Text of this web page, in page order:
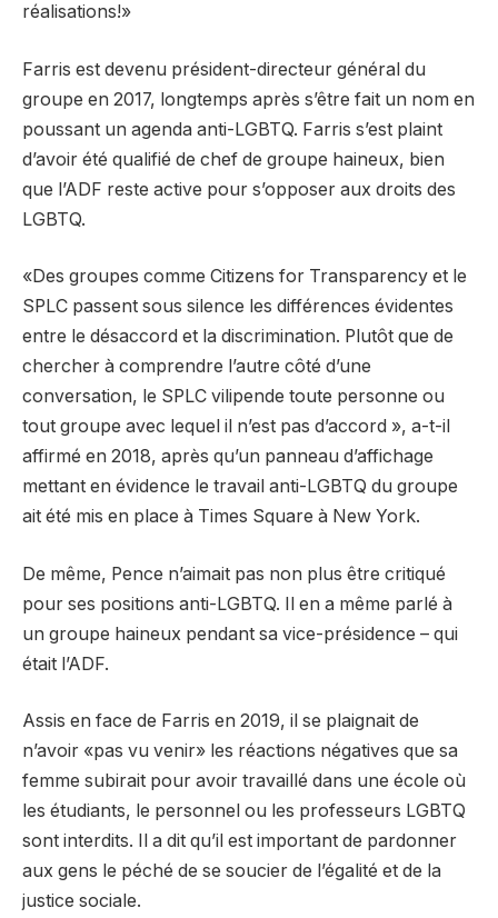
réalisations!»
Farris est devenu président-directeur général du
groupe en 2017, longtemps après s’être fait un nom en
poussant un agenda anti-LGBTQ. Farris s’est plaint
d’avoir été qualifié de chef de groupe haineux, bien
que l’ADF reste active pour s’opposer aux droits des
LGBTQ.
«Des groupes comme Citizens for Transparency et le
SPLC passent sous silence les différences évidentes
entre le désaccord et la discrimination. Plutôt que de
chercher à comprendre l’autre côté d’une
conversation, le SPLC vilipende toute personne ou
tout groupe avec lequel il n’est pas d’accord », a-t-il
affirmé en 2018, après qu’un panneau d’affichage
mettant en évidence le travail anti-LGBTQ du groupe
ait été mis en place à Times Square à New York.
De même, Pence n’aimait pas non plus être critiqué
pour ses positions anti-LGBTQ. Il en a même parlé à
un groupe haineux pendant sa vice-présidence – qui
était l’ADF.
Assis en face de Farris en 2019, il se plaignait de
n’avoir «pas vu venir» les réactions négatives que sa
femme subirait pour avoir travaillé dans une école où
les étudiants, le personnel ou les professeurs LGBTQ
sont interdits. Il a dit qu’il est important de pardonner
aux gens le péché de se soucier de l’égalité et de la
justice sociale.